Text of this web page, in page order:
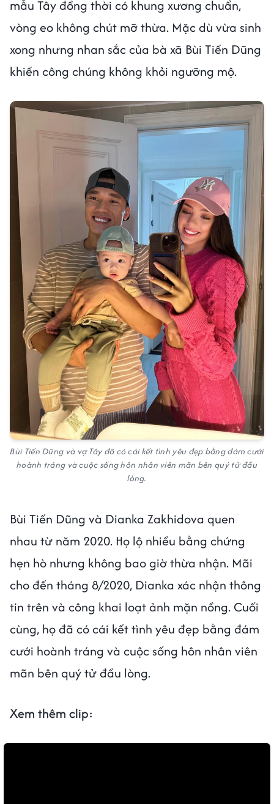
mẫu Tây đồng thời có khung xương chuẩn,
vòng eo không chút mỡ thừa. Mặc dù vừa sinh
xong nhưng nhan sắc của bà xã Bùi Tiến Dũng
khiến công chúng không khỏi ngưỡng mộ.
Bùi Tiến Dũng và vợ Tây đã có cái kết tình yêu đẹp bằng đám cưới
hoành tráng và cuộc sống hôn nhân viên mãn bên quý tử đầu
lòng.
Bùi Tiến Dũng và Dianka Zakhidova quen
nhau từ năm 2020. Họ lộ nhiều bằng chứng
hẹn hò nhưng không bao giờ thừa nhận. Mãi
cho đến tháng 8/2020, Dianka xác nhận thông
tin trên và công khai loạt ảnh mặn nồng. Cuối
cùng, họ đã có cái kết tình yêu đẹp bằng đám
cưới hoành tráng và cuộc sống hôn nhân viên
mãn bên quý tử đầu lòng.
Xem thêm clip: